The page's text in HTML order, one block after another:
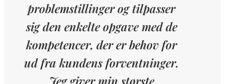
problemstillinger og tilpasser
sig den enkelte opgave med de
kompetencer, der er behov for
ud fra kundens forventninger.
Jeg giver min største